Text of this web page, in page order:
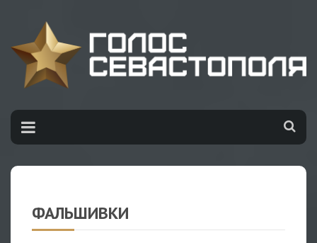
ФАЛЬШИВКИ